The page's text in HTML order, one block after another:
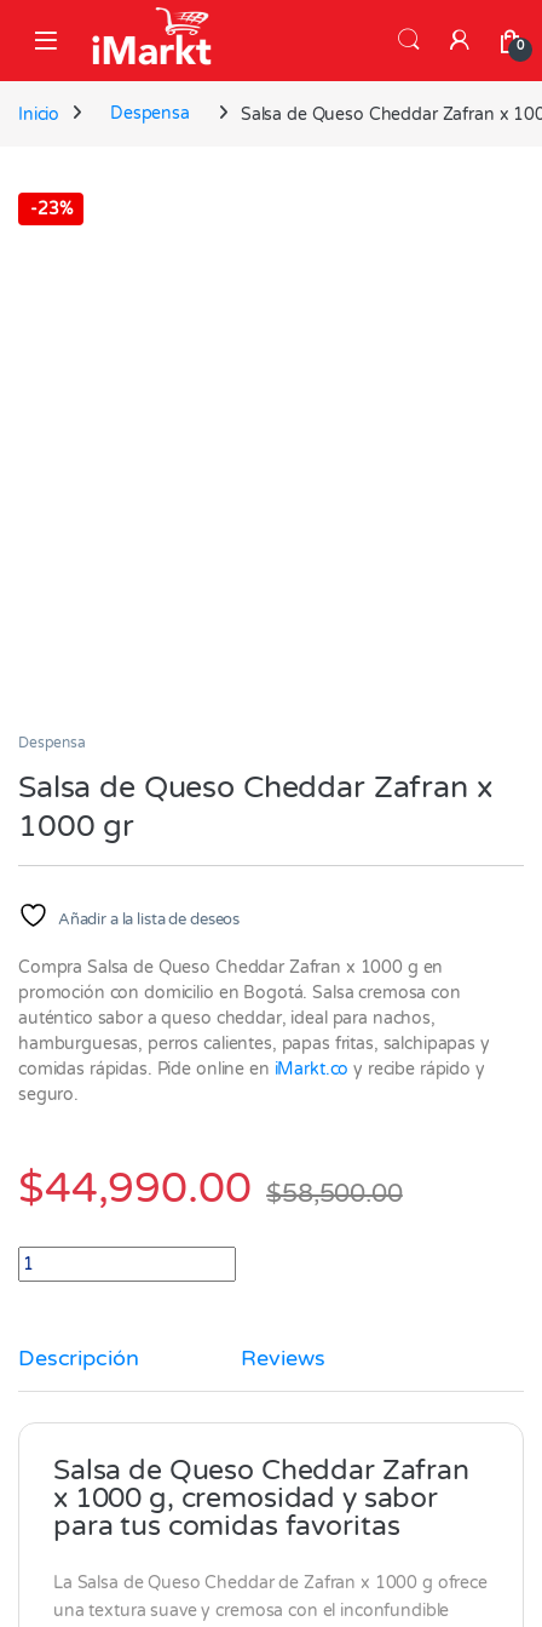
0
Inicio Despensa Salsa de Queso Cheddar Zafran x
-23%
Despensa
Salsa de Queso Cheddar Zafran x
1000 gr
Añadir a la lista de deseos
Compra Salsa de Queso Cheddar Zafran x 1000 g en
promoción con domicilio en Bogotá. Salsa cremosa con
auténtico sabor a queso cheddar, ideal para nachos,
hamburguesas, perros calientes, papas fritas, salchipapas y
comidas rápidas. Pide online en iMarkt.co y recibe rápido y
seguro.
$44,990.00 $58,500.00
Salsa de Queso Cheddar Zafran x 1000 gr quantity
Descripción Reviews
Salsa de Queso Cheddar Zafran
x 1000 g, cremosidad y sabor
para tus comidas favoritas
La Salsa de Queso Cheddar de Zafran x 1000 g ofrece
una textura suave y cremosa con el inconfundible